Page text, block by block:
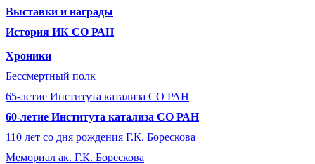
Выставки и награды
История ИК СО РАН
Хроники
Бессмертный полк
65-летие Института катализа СО РАН
60-летие Института катализа СО РАН
110 лет со дня рождения Г.К. Борескова
Мемориал ак. Г.К. Борескова